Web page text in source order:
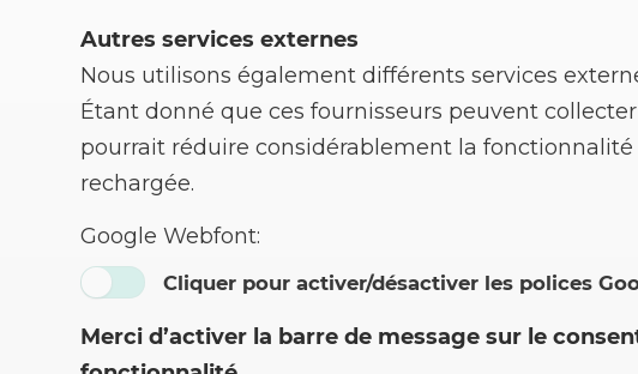
Autres services externes
Nous utilisons également différents services
Étant donné que ces fournisseurs peuvent
pourrait réduire considérablement la
rechargée.
Google Webfont:
Cliquer pour activer/désactiver les polices
Merci d’activer la barre de message sur le